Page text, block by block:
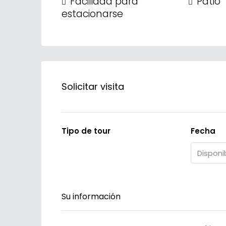
estacionarse
Solicitar visita
Tipo de tour Fecha
Su información